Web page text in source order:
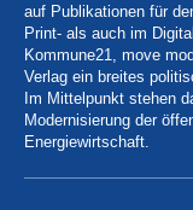
auf Publikationen für
Print- als auch im
Kommune21, move
Verlag ein breites
Im Mittelpunkt stehen
Modernisierung der
Energiewirtschaft.